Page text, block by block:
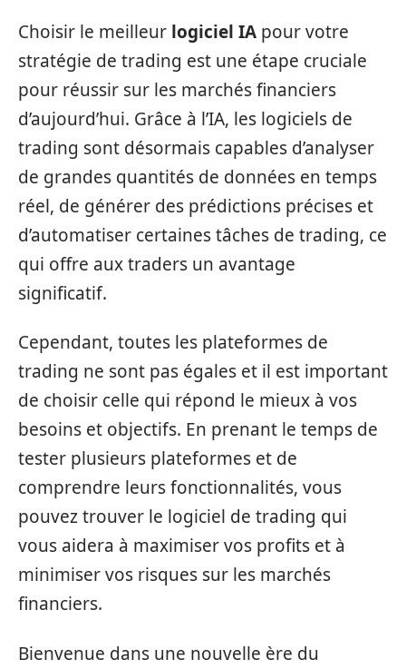
Choisir le meilleur logiciel IA pour votre
stratégie de trading est une étape cruciale
pour réussir sur les marchés financiers
d’aujourd’hui. Grâce à l’IA, les logiciels de
trading sont désormais capables d’analyser
de grandes quantités de données en temps
réel, de générer des prédictions précises et
d’automatiser certaines tâches de trading, ce
qui offre aux traders un avantage
significatif.
Cependant, toutes les plateformes de
trading ne sont pas égales et il est important
de choisir celle qui répond le mieux à vos
besoins et objectifs. En prenant le temps de
tester plusieurs plateformes et de
comprendre leurs fonctionnalités, vous
pouvez trouver le logiciel de trading qui
vous aidera à maximiser vos profits et à
minimiser vos risques sur les marchés
financiers.
Bienvenue dans une nouvelle ère du